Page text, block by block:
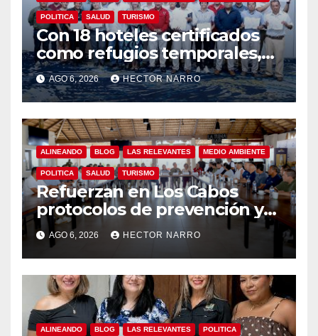
POLITICA SALUD TURISMO
Con 18 hoteles certificados
como refugios temporales,
Gobierno de Los Cabos
refuerza la prevención y
garantiza un destino seguro
AGO 6, 2026 HECTOR NARRO
ALINEANDO BLOG LAS RELEVANTES MEDIO AMBIENTE
POLITICA SALUD TURISMO
Refuerzan en Los Cabos
protocolos de prevención y
rescate en playas ante oleaje
y temporada de ciclones
AGO 6, 2026 HECTOR NARRO
ALINEANDO BLOG LAS RELEVANTES POLITICA